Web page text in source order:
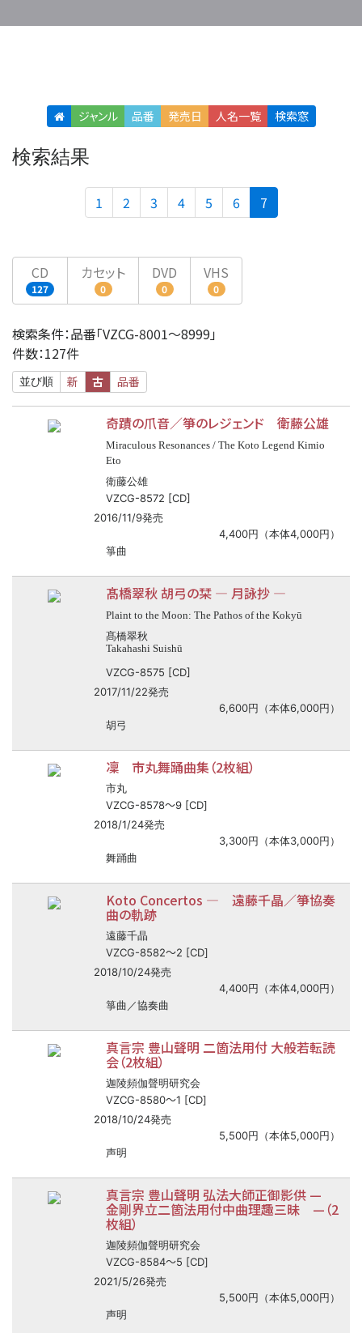
ジャンル 品番 発売日 人名一覧 検索窓
検索結果
1 2 3 4 5 6 7(current)
CD
127
カセット
0
DVD
0
VHS
0
検索条件：品番「VZCG-8001〜8999」
件数：127件
並び順 新 古 品番
奇蹟の爪音／箏のレジェンド 衛藤公雄
Miraculous Resonances / The Koto Legend Kimio
Eto
衛藤公雄
VZCG-8572 [CD]
2016/11/9発売
4,400円（本体4,000円）
箏曲
髙橋翠秋 胡弓の栞 ― 月詠抄 ―
Plaint to the Moon: The Pathos of the Kokyū
髙橋翠秋
Takahashi Suishū
VZCG-8575 [CD]
2017/11/22発売
6,600円（本体6,000円）
胡弓
凜 市丸舞踊曲集（2枚組）
市丸
VZCG-8578〜9 [CD]
2018/1/24発売
3,300円（本体3,000円）
舞踊曲
Koto Concertos ― 遠藤千晶／箏協奏
曲の軌跡
遠藤千晶
VZCG-8582〜2 [CD]
2018/10/24発売
4,400円（本体4,000円）
箏曲／協奏曲
真言宗 豊山聲明 二箇法用付 大般若転読
会（2枚組）
迦陵頻伽聲明研究会
VZCG-8580〜1 [CD]
2018/10/24発売
5,500円（本体5,000円）
声明
真言宗 豊山聲明 弘法大師正御影供 —
金剛界立二箇法用付中曲理趣三昧 —（2
枚組）
迦陵頻伽聲明研究会
VZCG-8584〜5 [CD]
2021/5/26発売
5,500円（本体5,000円）
声明